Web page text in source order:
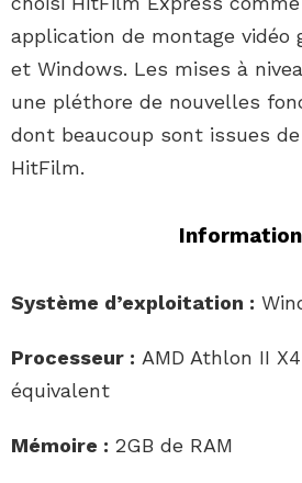
application de montage vidéo
et Windows. Les mises à
une pléthore de nouvelles
dont beaucoup sont issues
HitFilm.
Système d’exploitation :
Processeur : AMD Athlon II
équivalent
Mémoire : 2GB de RAM